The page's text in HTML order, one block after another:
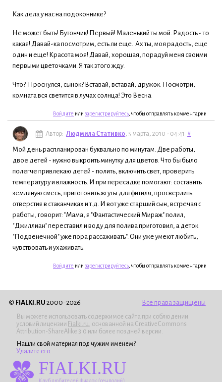
Как дела у нас на подоконнике?
Не может быть! Бутончик! Первый! Маленький ты мой. Радость - то
какая! Давай-ка посмотрим, есть ли еще. Ах ты, моя радость, еще
один и еще! Красота моя! Давай, хорошая, порадуй меня своими
первыми цветочками. Я так этого жду.
Что? Проснулся, сынок? Вставай, вставай, дружок. Посмотри,
комната вся светится в лучах солнца! Это Весна.
Войдите или зарегистрируйтесь , чтобы отправлять комментарии
Автор: Людмила Стативко , 5 марта, 2010 - 04:41 #
Мой день распланирован буквально по минутам. Две работы,
двое детей - нужно выкроить минутку для цветов. Что бы было
полегче привлекаю детей - полить, включить свет, проверить
температуру и влажность. И при пересадке помогают: составить
земляную смесь, приготовить жгуты для фитиля, просверлить
отверстия в стаканчиках и т.д. И вот уже старший сын, встречая с
работы, говорит: "Мама, я "Фантастический Мираж" полил,
"Джиллиан" переставил и воду для полива приготовил, а деток
"Подвенечной" уже пора рассаживать". Они уже умеют любить,
чувствовать и ухаживать.
Войдите или зарегистрируйтесь , чтобы отправлять комментарии
© FIALKI.RU 2000–2026 Все права защищены
Вы можете использовать содержимое сайта при соблюдении
условий лицензии Fialki.ru, основанной на CreativeCommons
Attribution-ShareAlike 3.0 или более поздней версии.
Нашли свой материал под чужим именем?
Удалите его.
FIALKI.RU
Клуб любителей фиалок (сенполий)